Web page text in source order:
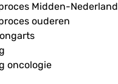
Midden-Nederland
ouderen
oncologie